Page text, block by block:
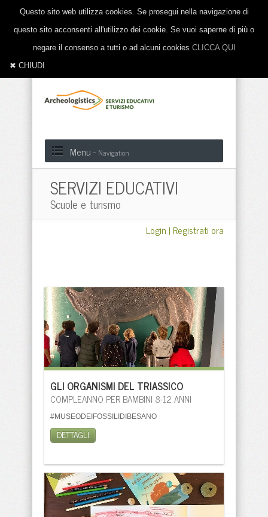
Menu - Navigation
SERVIZI EDUCATIVI
Scuole e turismo
Login|Registrati ora
GLI ORGANISMI DEL TRIASSICO
COMPLEANNO PER BAMBINI 8-12 ANNI
#MUSEODEIFOSSILIDIBESANO
DETTAGLI
Questo sito web utilizza cookies. Se prosegui nella navigazione di
questo sito acconsenti all'utilizzo dei cookie. Se vuoi saperne di più o
negare il consenso a tutti o ad alcuni cookies CLICCA QUI
✖ CHIUDI